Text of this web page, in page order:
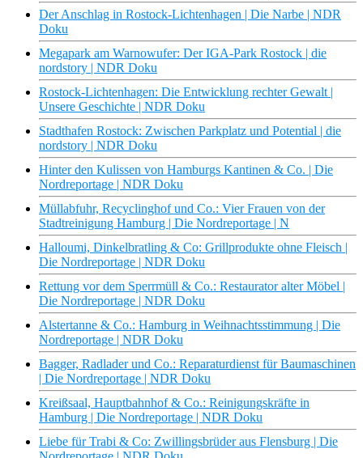
Der Anschlag in Rostock-Lichtenhagen | Die Narbe | NDR
Doku
Megapark am Warnowufer: Der IGA-Park Rostock | die
nordstory | NDR Doku
Rostock-Lichtenhagen: Die Entwicklung rechter Gewalt |
Unsere Geschichte | NDR Doku
Stadthafen Rostock: Zwischen Parkplatz und Potential | die
nordstory | NDR Doku
Hinter den Kulissen von Hamburgs Kantinen & Co. | Die
Nordreportage | NDR Doku
Müllabfuhr, Recyclinghof und Co.: Vier Frauen von der
Stadtreinigung Hamburg | Die Nordreportage | N
Halloumi, Dinkelbratling & Co: Grillprodukte ohne Fleisch |
Die Nordreportage | NDR Doku
Rettung vor dem Sperrmüll & Co.: Restaurator alter Möbel |
Die Nordreportage | NDR Doku
Alstertanne & Co.: Hamburg in Weihnachtsstimmung | Die
Nordreportage | NDR Doku
Bagger, Radlader und Co.: Reparaturdienst für Baumaschinen
| Die Nordreportage | NDR Doku
Kreißsaal, Hauptbahnhof & Co.: Reinigungskräfte in
Hamburg | Die Nordreportage | NDR Doku
Liebe für Trabi & Co: Zwillingsbrüder aus Flensburg | Die